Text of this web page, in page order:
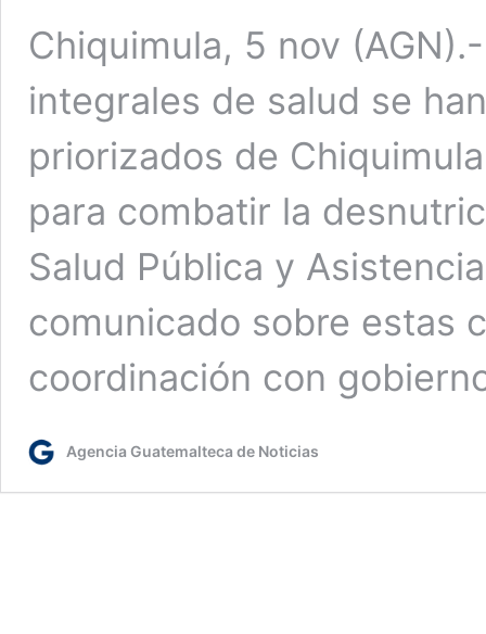
Chiquimula, 5 nov
integrales de salud se
priorizados de
para combatir la
Salud Pública y
comunicado sobre estas
coordinación con
Agencia Guatemalteca de Noticias